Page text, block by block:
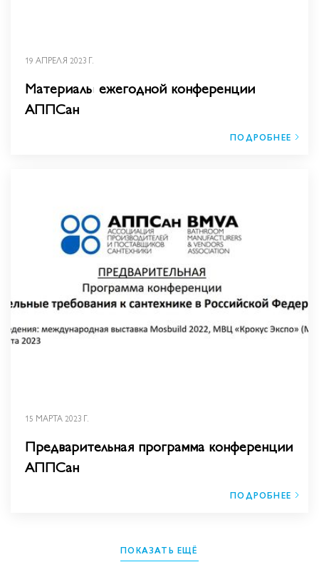
19 АПРЕЛЯ 2023 Г.
Материалы ежегодной конференции
АППСан
ПОДРОБНЕЕ
15 МАРТА 2023 Г.
Предварительная программа конференции
АППСан
ПОДРОБНЕЕ
ПОКАЗАТЬ ЕЩЁ